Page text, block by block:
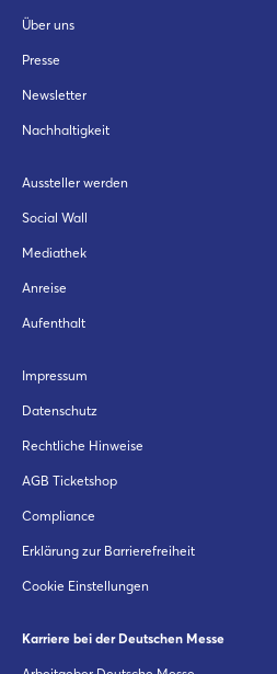
Über uns
Presse
Newsletter
Nachhaltigkeit
Aussteller werden
Social Wall
Mediathek
Anreise
Aufenthalt
Impressum
Datenschutz
Rechtliche Hinweise
AGB Ticketshop
Compliance
Erklärung zur Barrierefreiheit
Cookie Einstellungen
Karriere bei der Deutschen Messe